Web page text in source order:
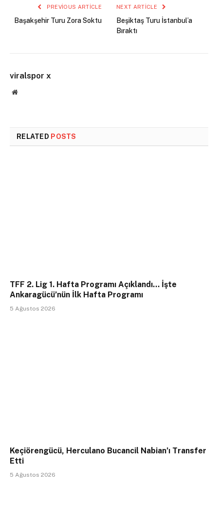
PREVIOUS ARTICLE
Başakşehir Turu Zora Soktu
NEXT ARTICLE
Beşiktaş Turu İstanbul’a
Bıraktı
viralspor x
Website
RELATED POSTS
TFF 2. Lig 1. Hafta Programı Açıklandı… İşte
Ankaragücü’nün İlk Hafta Programı
5 Ağustos 2026
Keçiörengücü, Herculano Bucancil Nabian’ı Transfer
Etti
5 Ağustos 2026